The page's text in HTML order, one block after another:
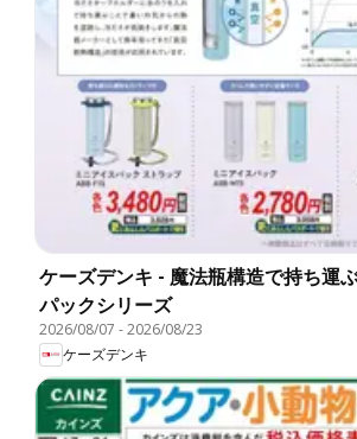
ケーズデンキ - 魔法瓶構造で持ち運
パックシリーズ
2026/08/07 -2026/08/23
ケーズデンキ